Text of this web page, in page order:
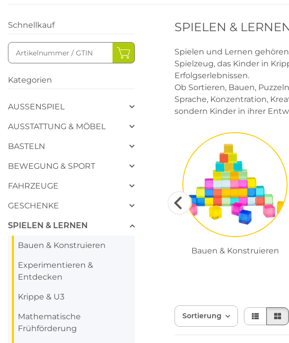
SPIELEN &
Spielen und Lernen
Spielzeug, das Kinder in
Erfolgserlebnissen.
Ob Sortieren, Bauen,
Sprache, Konzentration,
sondern Kinder in ihrer
Bauen & Konstruieren
Sortierung
Schnellkauf
Kategorien
AUSSENSPIEL
AUSSTATTUNG & MÖBEL
BASTELN
BEWEGUNG & SPORT
FAHRZEUGE
GESCHENKE
SPIELEN & LERNEN
Bauen & Konstruieren
Experimentieren &
Entdecken
Krippe & U3
Mathematische
Frühförderung